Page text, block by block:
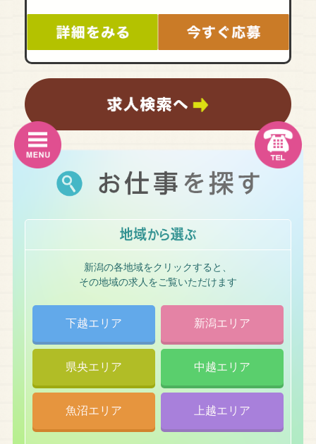
新潟の各地域をクリックすると、
その地域の求人をご覧いただけます
下越エリア 新潟エリア
県央エリア 中越エリア
魚沼エリア 上越エリア